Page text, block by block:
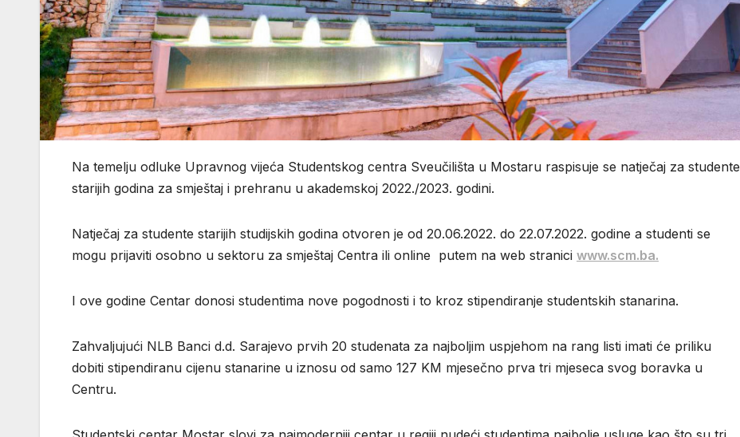
Na temelju odluke Upravnog vijeća Studentskog centra Sveučilišta u Mostaru raspisuje se natječaj za studente
starijih godina za smještaj i prehranu u akademskoj 2022./2023. godini.
Natječaj za studente starijih studijskih godina otvoren je od 20.06.2022. do 22.07.2022. godine a studenti se
mogu prijaviti osobno u sektoru za smještaj Centra ili online putem na web stranici www.scm.ba.
I ove godine Centar donosi studentima nove pogodnosti i to kroz stipendiranje studentskih stanarina.
Zahvaljujući NLB Banci d.d. Sarajevo prvih 20 studenata za najboljim uspjehom na rang listi imati će priliku
dobiti stipendiranu cijenu stanarine u iznosu od samo 127 KM mjesečno prva tri mjeseca svog boravka u
Centru.